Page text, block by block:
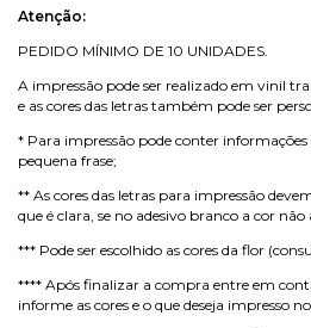
Atenção:
PEDIDO MÍNIMO DE 10 UNIDADES.
A impressão pode ser realizado em vinil
e as cores das letras também pode ser
* Para impressão pode conter
pequena frase;
** As cores das letras para impressão
que é clara, se no adesivo branco a cor não
*** Pode ser escolhido as cores da flor
**** Após finalizar a compra entre em
informe as cores e o que deseja impresso